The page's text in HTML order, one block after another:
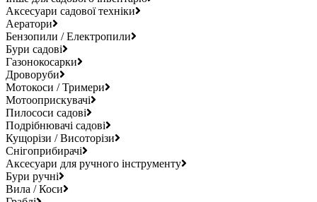
Аксесуари садової техніки
Аератори
Бензопили / Електропили
Бури садові
Газонокосарки
Дроворуби
Мотокоси / Тримери
Мотооприскувачі
Пилососи садові
Подрібнювачі садові
Кущорізи / Висоторізи
Снігоприбирачі
Аксесуари для ручного інструменту
Бури ручні
Вила / Коси